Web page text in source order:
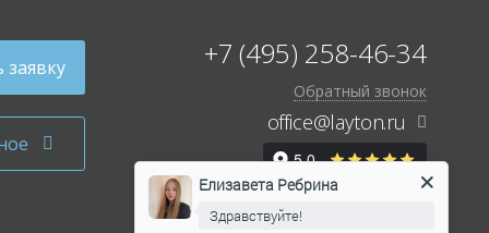
заявку +7 (495) 258-46-34
Обратный звонок
office@layton.ru
Елизавета Ребрина
Здравствуйте!